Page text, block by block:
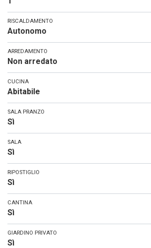
RISCALDAMENTO
Autonomo
ARREDAMENTO
Non arredato
CUCINA
Abitabile
SALA PRANZO
Sì
SALA
Sì
RIPOSTIGLIO
Sì
CANTINA
Sì
GIARDINO PRIVATO
Sì